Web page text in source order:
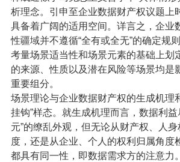
析理念。引申至企业数据财产权议题上
具备着广阔的适用空间。详言之，企业
性疆域并不遵循“全有或全无”的确定规
考量场景适当性和场景元素的基础上划
的来源、性质以及潜在风险等场景均是
重要组分。
场景理论与企业数据财产权的生成机理
挂钩”样态。就生成机理而言，数据利益
元”的缭乱外观，但无论从财产权、人
度，还是从企业、个人的权利归属角度
都具有同一性，即数据需求方的注意力